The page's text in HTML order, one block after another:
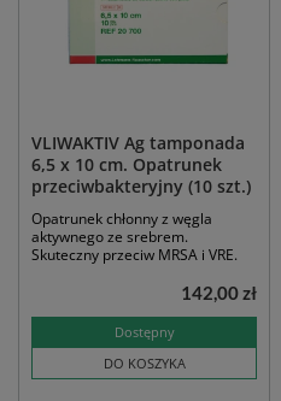
VLIWAKTIV Ag tamponada
6,5 x 10 cm. Opatrunek
przeciwbakteryjny (10 szt.)
Opatrunek chłonny z węgla
aktywnego ze srebrem.
Skuteczny przeciw MRSA i VRE.
Dostępny
DO KOSZYKA
142,00 zł